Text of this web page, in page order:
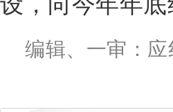
编辑、一审：